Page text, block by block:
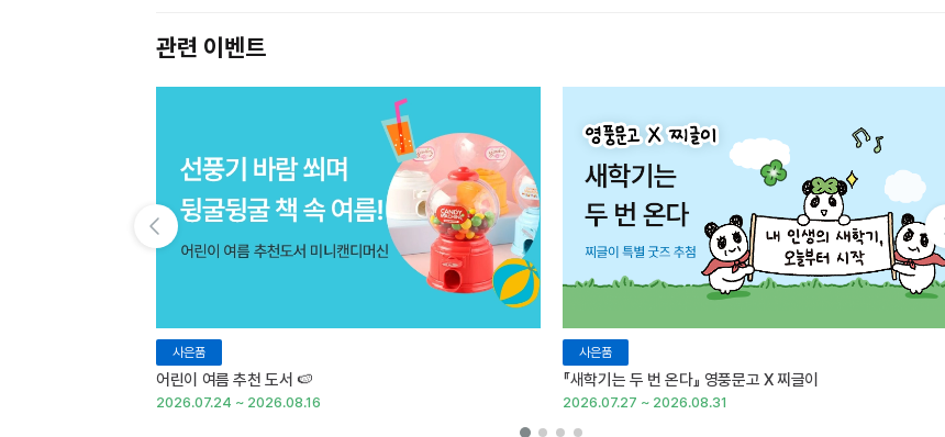
관련 이벤트
사은품
어린이 여름 추천 도서 🍉
2026.07.24 ~ 2026.08.16
사은품
『새학기는 두 번 온다』 영풍문고 X 찌글이
2026.07.27 ~ 2026.08.31